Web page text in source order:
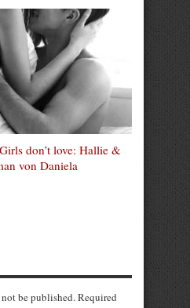
don’t love: Hallie &
von Daniela
be published. Required